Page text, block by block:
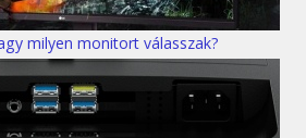
milyen monitort válasszak?